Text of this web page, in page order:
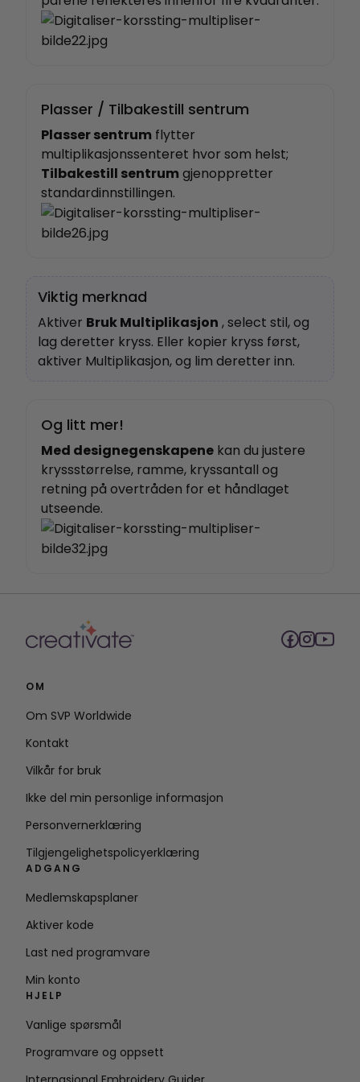
Plasser / Tilbakestill sentrum
Plasser sentrum flytter
multiplikasjonssenteret hvor som helst;
Tilbakestill sentrum gjenoppretter
standardinnstillingen.
Viktig merknad
Aktiver Bruk Multiplikasjon , select stil, og
lag deretter kryss. Eller kopier kryss først,
aktiver Multiplikasjon, og lim deretter inn.
Og litt mer!
Med designegenskapene kan du justere
kryssstørrelse, ramme, kryssantall og
retning på overtråden for et håndlaget
utseende.
OM
Om SVP Worldwide
Kontakt
Vilkår for bruk
Ikke del min personlige informasjon
Personvernerklæring
Tilgjengelighetspolicyerklæring
ADGANG
Medlemskapsplaner
Aktiver kode
Last ned programvare
Min konto
HJELP
Vanlige spørsmål
Programvare og oppsett